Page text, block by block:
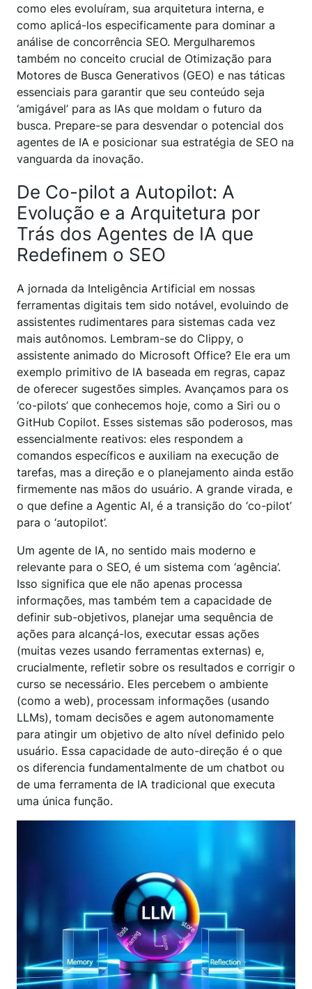
como eles evoluíram, sua arquitetura interna, e
como aplicá-los especificamente para dominar a
análise de concorrência SEO. Mergulharemos
também no conceito crucial de Otimização para
Motores de Busca Generativos (GEO) e nas táticas
essenciais para garantir que seu conteúdo seja
‘amigável’ para as IAs que moldam o futuro da
busca. Prepare-se para desvendar o potencial dos
agentes de IA e posicionar sua estratégia de SEO na
vanguarda da inovação.
De Co-pilot a Autopilot: A
Evolução e a Arquitetura por
Trás dos Agentes de IA que
Redefinem o SEO
A jornada da Inteligência Artificial em nossas
ferramentas digitais tem sido notável, evoluindo de
assistentes rudimentares para sistemas cada vez
mais autônomos. Lembram-se do Clippy, o
assistente animado do Microsoft Office? Ele era um
exemplo primitivo de IA baseada em regras, capaz
de oferecer sugestões simples. Avançamos para os
‘co-pilots’ que conhecemos hoje, como a Siri ou o
GitHub Copilot. Esses sistemas são poderosos, mas
essencialmente reativos: eles respondem a
comandos específicos e auxiliam na execução de
tarefas, mas a direção e o planejamento ainda estão
firmemente nas mãos do usuário. A grande virada, e
o que define a Agentic AI, é a transição do ‘co-pilot’
para o ‘autopilot’.
Um agente de IA, no sentido mais moderno e
relevante para o SEO, é um sistema com ‘agência’.
Isso significa que ele não apenas processa
informações, mas também tem a capacidade de
definir sub-objetivos, planejar uma sequência de
ações para alcançá-los, executar essas ações
(muitas vezes usando ferramentas externas) e,
crucialmente, refletir sobre os resultados e corrigir o
curso se necessário. Eles percebem o ambiente
(como a web), processam informações (usando
LLMs), tomam decisões e agem autonomamente
para atingir um objetivo de alto nível definido pelo
usuário. Essa capacidade de auto-direção é o que
os diferencia fundamentalmente de um chatbot ou
de uma ferramenta de IA tradicional que executa
uma única função.